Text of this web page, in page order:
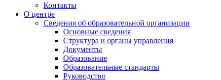
Контакты
О центре
Сведения об образовательной организации
Основные сведения
Структура и органы управления
Документы
Образование
Образовательные стандарты
Руководство